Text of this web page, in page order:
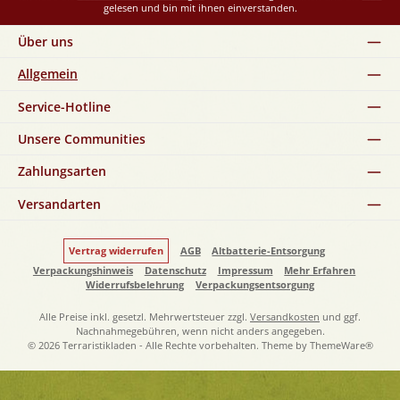
gelesen und bin mit ihnen einverstanden.
Über uns
Allgemein
Service-Hotline
Unsere Communities
Zahlungsarten
Versandarten
Vertrag widerrufen AGB
Altbatterie-Entsorgung
Verpackungshinweis
Datenschutz Impressum
Mehr Erfahren
Widerrufsbelehrung
Verpackungsentsorgung
Alle Preise inkl. gesetzl. Mehrwertsteuer zzgl. Versandkosten und ggf.
Nachnahmegebühren, wenn nicht anders angegeben.
© 2026 Terraristikladen - Alle Rechte vorbehalten. Theme by ThemeWare®